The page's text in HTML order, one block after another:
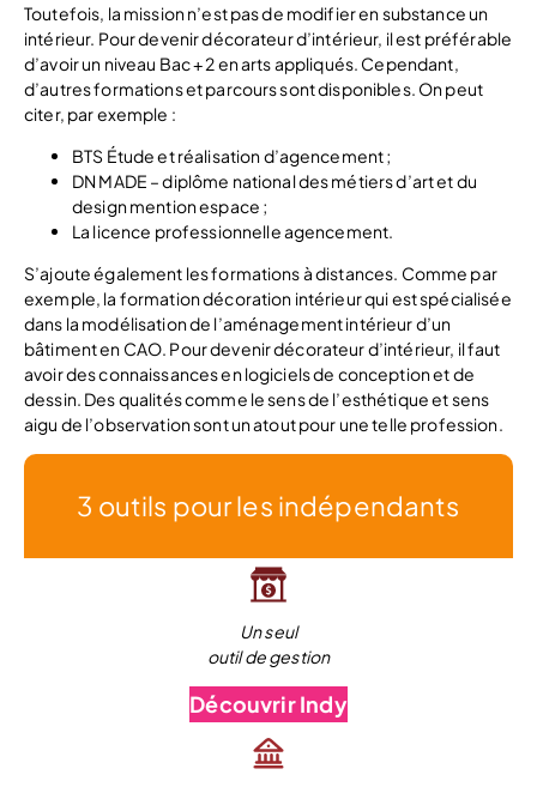
Toutefois, la mission n’est pas de modifier en substance un
intérieur. Pour devenir décorateur d’intérieur, il est préférable
d’avoir un niveau Bac + 2 en arts appliqués. Cependant,
d’autres formations et parcours sont disponibles. On peut
citer, par exemple :
BTS Étude et réalisation d’agencement ;
DN MADE – diplôme national des métiers d’art et du
design mention espace ;
La licence professionnelle agencement.
S’ajoute également les formations à distances. Comme par
exemple, la formation décoration intérieur qui est spécialisée
dans la modélisation de l’aménagement intérieur d’un
bâtiment en CAO. Pour devenir décorateur d’intérieur, il faut
avoir des connaissances en logiciels de conception et de
dessin. Des qualités comme le sens de l’esthétique et sens
aigu de l’observation sont un atout pour une telle profession.
3 outils pour les indépendants
Un seul
outil de gestion
Découvrir Indy